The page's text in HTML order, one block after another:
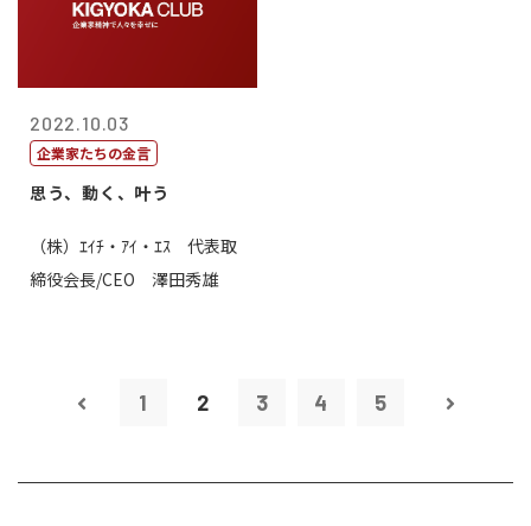
2022.10.03
企業家たちの金言
思う、動く、叶う
（株）ｴｲﾁ・ｱｲ・ｴｽ 代表取
締役会長/CEO 澤田秀雄
1 2 3 4 5